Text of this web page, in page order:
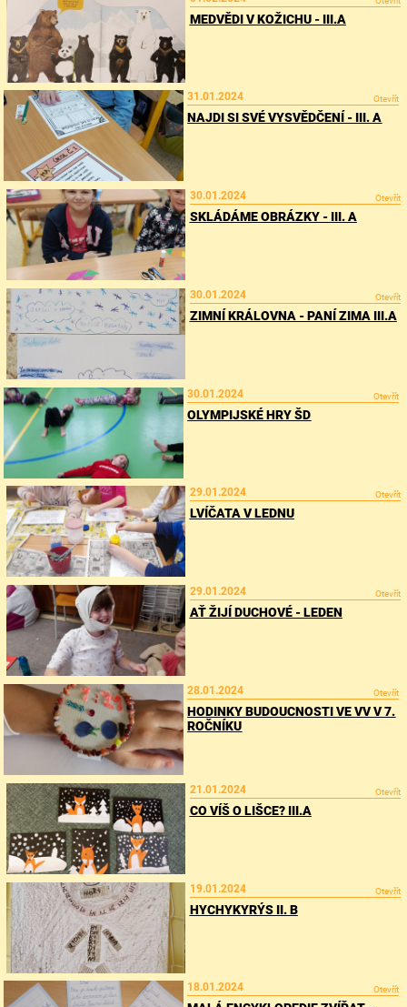
MEDVĚDI V KOŽICHU - III.A
31.01.2024 Otevřít
NAJDI SI SVÉ VYSVĚDČENÍ - III. A
30.01.2024 Otevřít
SKLÁDÁME OBRÁZKY - III. A
30.01.2024 Otevřít
ZIMNÍ KRÁLOVNA - PANÍ ZIMA III.A
30.01.2024 Otevřít
OLYMPIJSKÉ HRY ŠD
29.01.2024 Otevřít
LVÍČATA V LEDNU
29.01.2024 Otevřít
AŤ ŽIJÍ DUCHOVÉ - LEDEN
28.01.2024 Otevřít
HODINKY BUDOUCNOSTI VE VV V 7.
ROČNÍKU
21.01.2024 Otevřít
CO VÍŠ O LIŠCE? III.A
19.01.2024 Otevřít
HYCHYKYRÝS II. B
18.01.2024 Otevřít